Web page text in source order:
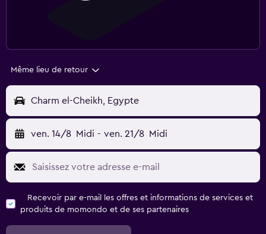
Même lieu de retour
Charm el-Cheikh, Egypte
ven. 14/8 Midi - ven. 21/8 Midi
Recevoir par e-mail les offres et informations de services et
produits de momondo et de ses partenaires